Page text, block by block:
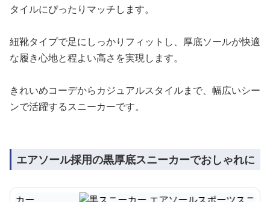
タイルにぴったりマッチします。
紐靴タイプで足にしっかりフィットし、厚底ソールが快適
な履き心地と程よい高さを実現します。
きれいめコーデからカジュアルスタイルまで、幅広いシー
ンで活躍するスニーカーです。
エアソール採用の黒厚底スニーカーでおしゃれに